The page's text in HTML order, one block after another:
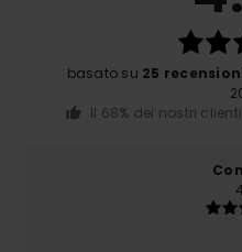
basato su 25
Il 68% dei nostri